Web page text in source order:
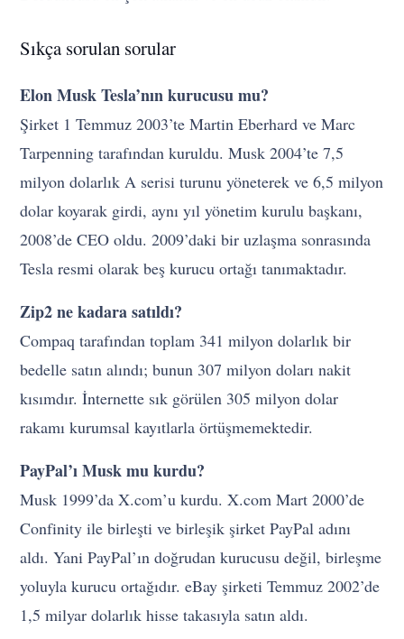
Sıkça sorulan sorular
Elon Musk Tesla’nın kurucusu mu?
Şirket 1 Temmuz 2003’te Martin Eberhard ve Marc
Tarpenning tarafından kuruldu. Musk 2004’te 7,5
milyon dolarlık A serisi turunu yöneterek ve 6,5 milyon
dolar koyarak girdi, aynı yıl yönetim kurulu başkanı,
2008’de CEO oldu. 2009’daki bir uzlaşma sonrasında
Tesla resmi olarak beş kurucu ortağı tanımaktadır.
Zip2 ne kadara satıldı?
Compaq tarafından toplam 341 milyon dolarlık bir
bedelle satın alındı; bunun 307 milyon doları nakit
kısımdır. İnternette sık görülen 305 milyon dolar
rakamı kurumsal kayıtlarla örtüşmemektedir.
PayPal’ı Musk mu kurdu?
Musk 1999’da X.com’u kurdu. X.com Mart 2000’de
Confinity ile birleşti ve birleşik şirket PayPal adını
aldı. Yani PayPal’ın doğrudan kurucusu değil, birleşme
yoluyla kurucu ortağıdır. eBay şirketi Temmuz 2002’de
1,5 milyar dolarlık hisse takasıyla satın aldı.